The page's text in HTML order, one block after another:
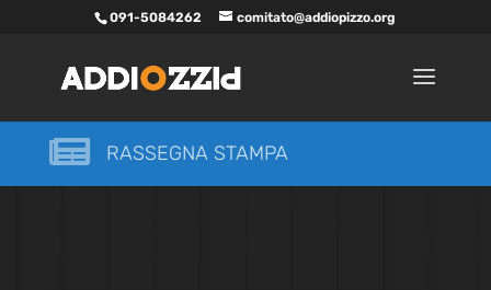
091-5084262 comitato@addiopizzo.org
 RASSEGNA STAMPA